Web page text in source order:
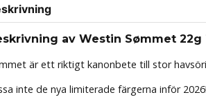
av Westin Sømmet 22g
är ett riktigt kanonbete till stor
inte de nya limiterade färgerna inför 2026!